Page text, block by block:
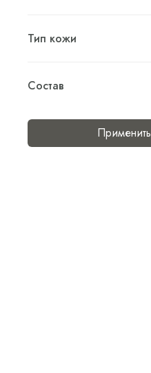
Тип кожи
Состав
Применить